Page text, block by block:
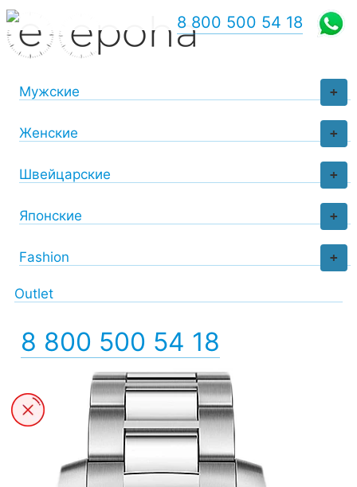
+
Мужские
+
Женские
+
Швейцарские
+
Японские
+
Fashion
Outlet
8 800 500 54 18
8 800 500 54 18